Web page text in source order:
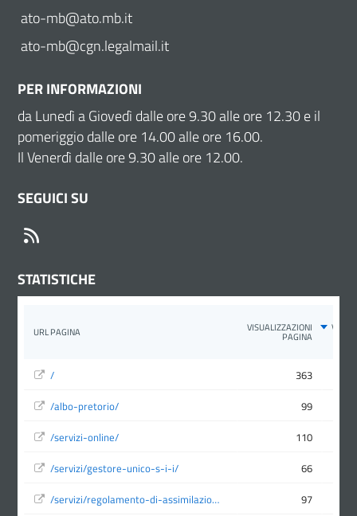
ato-mb@ato.mb.it
ato-mb@cgn.legalmail.it
PER INFORMAZIONI
da Lunedì a Giovedì dalle ore 9.30 alle ore 12.30 e il
pomeriggio dalle ore 14.00 alle ore 16.00.
Il Venerdì dalle ore 9.30 alle ore 12.00.
SEGUICI SU
STATISTICHE